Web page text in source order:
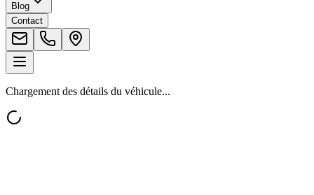
Blog
Contact
Chargement des détails du véhicule...